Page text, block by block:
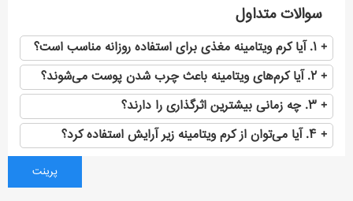
سوالات متداول
۱. آیا کرم ویتامینه مغذی برای استفاده روزانه مناسب است؟
۲. آیا کرم‌های ویتامینه باعث چرب شدن پوست می‌شوند؟
۳. چه زمانی بیشترین اثرگذاری را دارند؟
۴. آیا می‌توان از کرم ویتامینه زیر آرایش استفاده کرد؟
پرینت